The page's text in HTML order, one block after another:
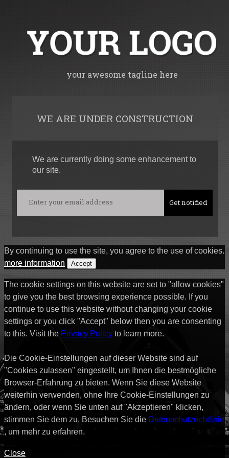
your awesome tagline here
WE ARE UNDER CONSTRUCTION
We are currently doing some enhancement to
our site.
By continuing to use the site, you agree to the use of cookies.
more information
Accept
The cookie settings on this website are set to "allow cookies"
to give you the best browsing experience possible. If you
continue to use this website without changing your cookie
settings or you click "Accept" below then you are consenting
to this. Visit the Privacy Policy to learn more.
Die Cookie-Einstellungen auf dieser Website sind auf
"Cookies zulassen" eingestellt, um Ihnen die bestmögliche
Browser-Erfahrung zu bieten. Wenn Sie diese Website
weiterhin verwenden, ohne Ihre Cookie-Einstellungen zu
ändern, oder wenn Sie unten auf "Akzeptieren" klicken,
stimmen Sie dem zu. Besuchen Sie die Datenschutzrichtlinie
, um mehr zu erfahren.
Close